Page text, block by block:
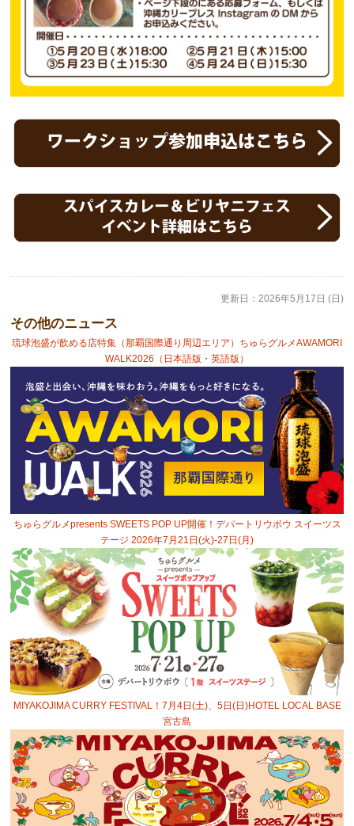
更新日： 2026年5月17日 (日)
その他のニュース
琉球泡盛が飲める店特集（那覇国際通り周辺エリア）ちゅらグルメAWAMORI
WALK2026（日本語版・英語版）
ちゅらグルメpresents SWEETS POP UP開催！デパートリウボウ スイーツス
テージ 2026年7月21日(火)-27日(月)
MIYAKOJIMA CURRY FESTIVAL！7月4日(土)、5日(日)HOTEL LOCAL BASE
宮古島